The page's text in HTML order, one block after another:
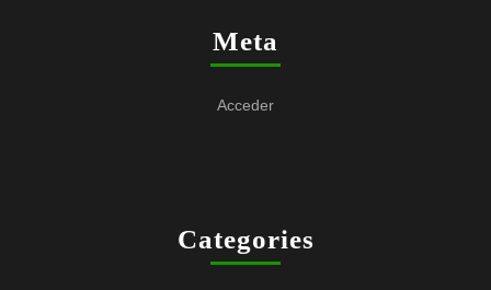
Meta
Acceder
Categories